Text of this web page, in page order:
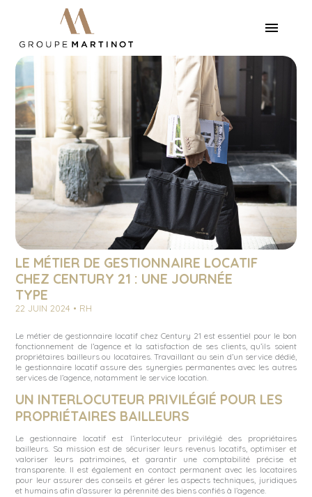
LE MÉTIER DE GESTIONNAIRE LOCATIF
CHEZ CENTURY 21 : UNE JOURNÉE
TYPE
22 JUIN 2024 • RH
Le métier de gestionnaire locatif chez Century 21 est essentiel pour le bon
fonctionnement de l’agence et la satisfaction de ses clients, qu’ils soient
propriétaires bailleurs ou locataires. Travaillant au sein d’un service dédié,
le gestionnaire locatif assure des synergies permanentes avec les autres
services de l’agence, notamment le service location.
UN INTERLOCUTEUR PRIVILÉGIÉ POUR LES
PROPRIÉTAIRES BAILLEURS
Le gestionnaire locatif est l’interlocuteur privilégié des propriétaires
bailleurs. Sa mission est de sécuriser leurs revenus locatifs, optimiser et
valoriser leurs patrimoines, et garantir une comptabilité précise et
transparente. Il est également en contact permanent avec les locataires
pour leur assurer des conseils et gérer les aspects techniques, juridiques
et humains afin d’assurer la pérennité des biens confiés à l’agence.